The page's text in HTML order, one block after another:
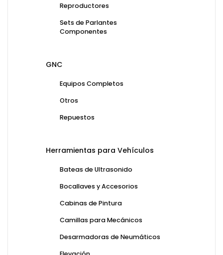
Reproductores
Sets de Parlantes
Componentes
GNC
Equipos Completos
Otros
Repuestos
Herramientas para Vehículos
Bateas de Ultrasonido
Bocallaves y Accesorios
Cabinas de Pintura
Camillas para Mecánicos
Desarmadoras de Neumáticos